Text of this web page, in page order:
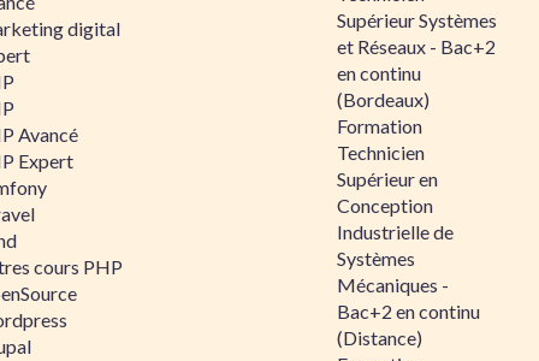
digital
Avancé
Expert
cours PHP
Supérieur Systèmes
et Réseaux - Bac+2
en continu
(Bordeaux)
Formation
Technicien
Supérieur en
Conception
Industrielle de
Systèmes
Mécaniques -
Bac+2 en continu
(Distance)